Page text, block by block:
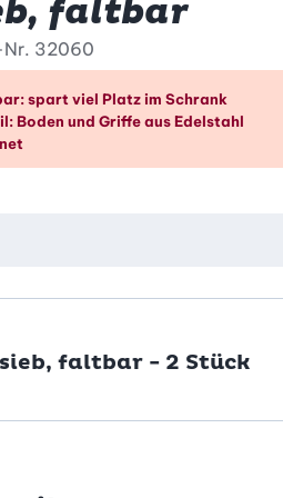
faltbar
32060
im Überblick
spart viel Platz im Schrank
Boden und Griffe aus Edelstahl
faltbar - 2 Stück